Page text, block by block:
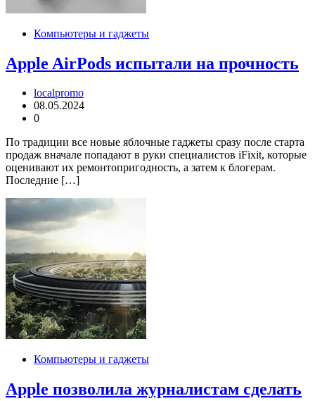
Компьютеры и гаджеты
Apple AirPods испытали на прочность
localpromo
08.05.2024
0
По традиции все новые яблочные гаджеты сразу после старта
продаж вначале попадают в руки специалистов iFixit, которые
оценивают их ремонтопригодность, а затем к блогерам.
Последние […]
Компьютеры и гаджеты
Apple позволила журналистам сделать